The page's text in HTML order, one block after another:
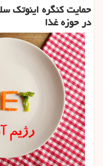
حمایت كنگره اینوتك
در حوزه غذا